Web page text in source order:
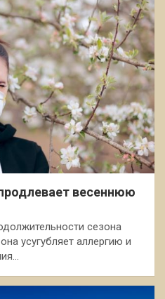
весеннюю
сезона
усугубляет аллергию и